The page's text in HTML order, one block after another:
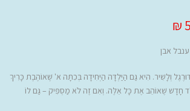
ענבל אבן
וְלָשִׁיר. הִיא גַּם הַיַּלְדָּה הַיְּחִידָה בְּכִתָּה א' שֶׁאוֹהֶבֶת כָּרִיךְ
חָדָשׁ שֶׁאוֹהֵב אֶת כָּל אֵלֶּה. וְאִם זֶה לֹא מַסְפִּיק – גַּם לוֹ